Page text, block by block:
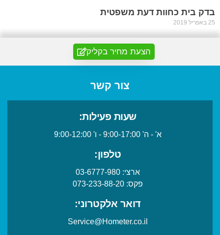
בדק בית כחוות דעת משפטית
25 באפריל 2019
הצעת מחיר בקליק
צור קשר
שעות פעילות:
א' - ה' 9:00-17:00 - ו' 9:00-12:00
טלפון:
ארצי:03-6777-980
פקס:073-233-88-20
דואר אלקטרוני:
Service@Hometer.co.il